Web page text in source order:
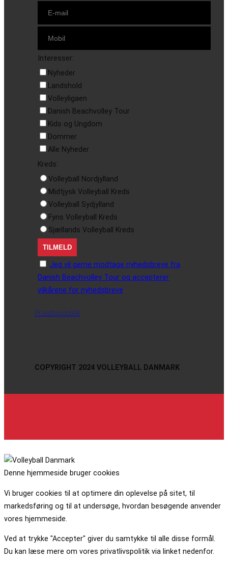
Interesser:
Nyheder
Landshold
Volleyligaen
Danish Beachvolley Tour
Kids og Ungdom
Dommer
Alle Nyheder
Kreds:
Volleyball Nordjylland
Midtjysk Volleyball Kreds
Volleyball Sydjylland
Fyns Volleyball Kreds
Sjællands Volleyball Kreds
Jeg vil gerne modtage nyhedsbreve fra
Danish Beachvolley Tour og accepterer
vilkårene for nyhedsbreve
Privatlivspolitik
COPYRIGHT 2024 VOLLEYBALL DANMARK
Denne hjemmeside bruger cookies
Vi bruger cookies til at optimere din oplevelse på sitet, til
markedsføring og til at undersøge, hvordan besøgende anvender
vores hjemmeside.
Ved at trykke "Accepter" giver du samtykke til alle disse formål.
Du kan læse mere om vores privatlivspolitik via linket nedenfor.